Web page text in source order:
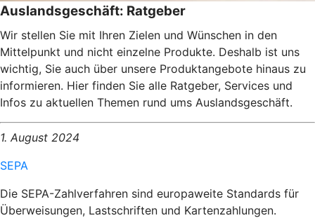
Auslandsgeschäft: Ratgeber
Wir stellen Sie mit Ihren Zielen und Wünschen in den
Mittelpunkt und nicht einzelne Produkte. Deshalb ist uns
wichtig, Sie auch über unsere Produktangebote hinaus zu
informieren. Hier finden Sie alle Ratgeber, Services und
Infos zu aktuellen Themen rund ums Auslandsgeschäft.
1. August 2024
SEPA
Die SEPA-Zahlverfahren sind europaweite Standards für
Überweisungen, Lastschriften und Kartenzahlungen.